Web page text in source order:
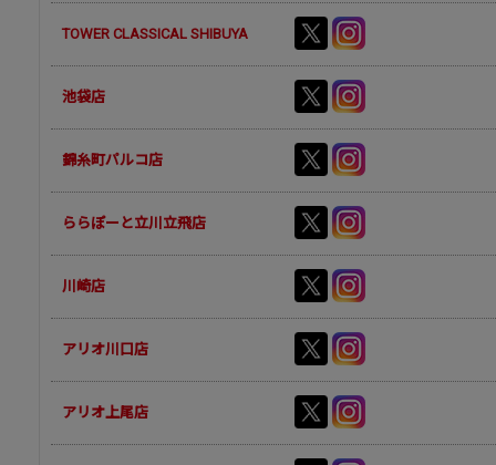
TOWER CLASSICAL SHIBUYA
池袋店
錦糸町パルコ店
ららぽーと立川立飛店
川崎店
アリオ川口店
アリオ上尾店